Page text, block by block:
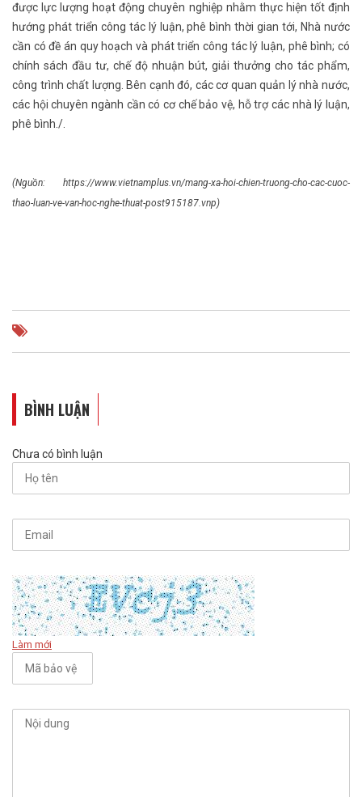
được lực lượng hoạt động chuyên nghiệp nhằm thực hiện tốt định
hướng phát triển công tác lý luận, phê bình thời gian tới, Nhà nước
cần có đề án quy hoạch và phát triển công tác lý luận, phê bình; có
chính sách đầu tư, chế độ nhuận bút, giải thưởng cho tác phẩm,
công trình chất lượng. Bên cạnh đó, các cơ quan quản lý nhà nước,
các hội chuyên ngành cần có cơ chế bảo vệ, hỗ trợ các nhà lý luận,
phê bình./.
(Nguồn: https://www.vietnamplus.vn/mang-xa-hoi-chien-truong-cho-cac-cuoc-
thao-luan-ve-van-hoc-nghe-thuat-post915187.vnp)
BÌNH LUẬN
Chưa có bình luận
Làm mới